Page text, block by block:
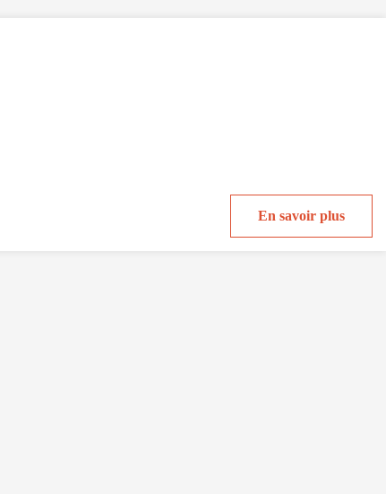
En savoir plus